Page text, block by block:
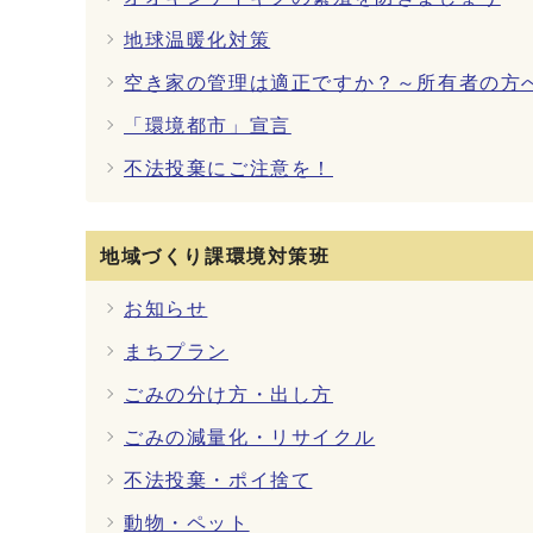
地球温暖化対策
空き家の管理は適正ですか？～所有者の方
「環境都市」宣言
不法投棄にご注意を！
地域づくり課環境対策班
お知らせ
まちプラン
ごみの分け方・出し方
ごみの減量化・リサイクル
不法投棄・ポイ捨て
動物・ペット